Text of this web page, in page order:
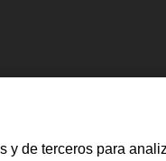
y de terceros para